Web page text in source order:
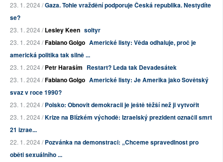
23. 1. 2024 /Gaza. Tohle vraždění podporuje Česká republika. Nestydíte
se?
23. 1. 2024 /Lesley Keen soltyr
23. 1. 2024 /Fabiano Golgo Americké listy: Věda odhaluje, proč je
americká politika tak silně ...
23. 1. 2024 /Petr Haraším Restart? Leda tak Devadesátek
23. 1. 2024 /Fabiano Golgo Americké listy: Je Amerika jako Sovětský
svaz v roce 1990?
23. 1. 2024 /Polsko: Obnovit demokracii je ještě těžší než ji vytvořit
23. 1. 2024 /Krize na Blízkém východě: Izraelský prezident označil smrt
21 izrae...
22. 1. 2024 /Pozvánka na demonstraci: „Chceme spravedlnost pro
oběti sexuálního ...